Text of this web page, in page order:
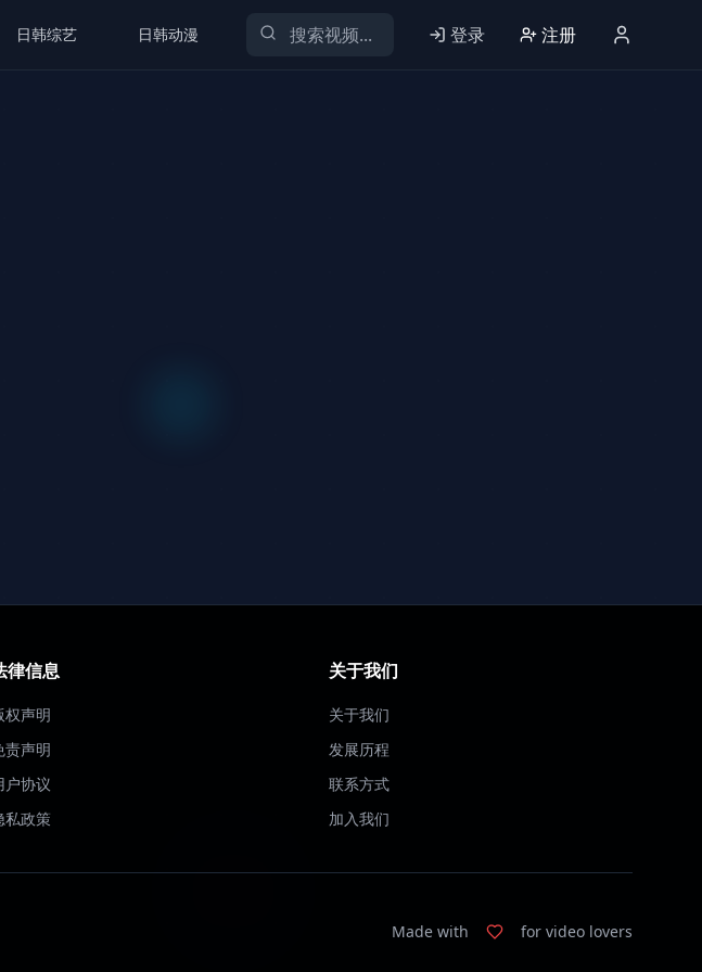
日韩综艺 日韩动漫 登录 注册
律信息
权声明
责声明
户协议
私政策
关于我们
关于我们
发展历程
联系方式
加入我们
Made with for video lovers